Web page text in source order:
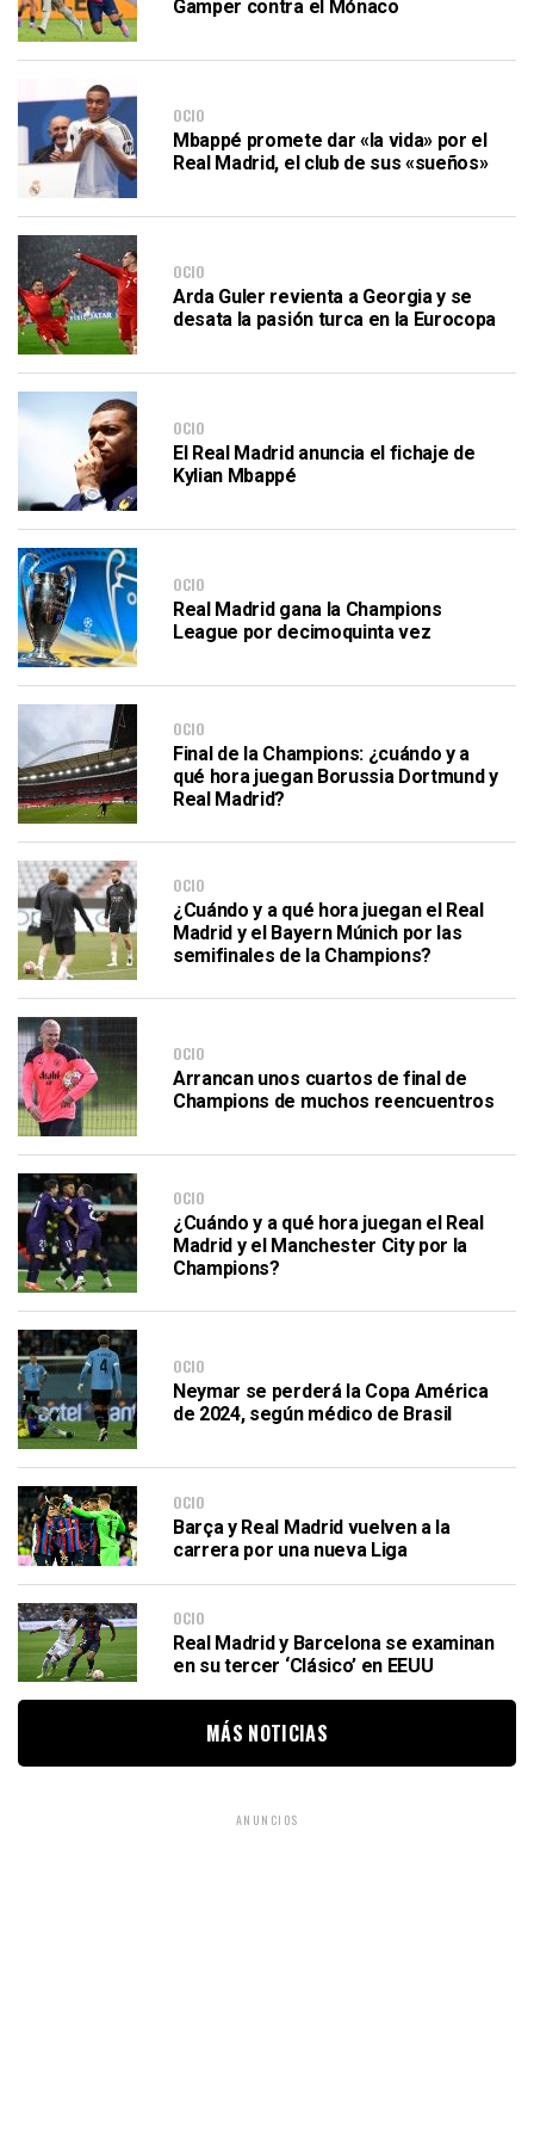
Gamper contra el Mónaco
OCIO
Mbappé promete dar «la vida» por el
Real Madrid, el club de sus «sueños»
OCIO
Arda Guler revienta a Georgia y se
desata la pasión turca en la Eurocopa
OCIO
El Real Madrid anuncia el fichaje de
Kylian Mbappé
OCIO
Real Madrid gana la Champions
League por decimoquinta vez
OCIO
Final de la Champions: ¿cuándo y a
qué hora juegan Borussia Dortmund y
Real Madrid?
OCIO
¿Cuándo y a qué hora juegan el Real
Madrid y el Bayern Múnich por las
semifinales de la Champions?
OCIO
Arrancan unos cuartos de final de
Champions de muchos reencuentros
OCIO
¿Cuándo y a qué hora juegan el Real
Madrid y el Manchester City por la
Champions?
OCIO
Neymar se perderá la Copa América
de 2024, según médico de Brasil
OCIO
Barça y Real Madrid vuelven a la
carrera por una nueva Liga
OCIO
Real Madrid y Barcelona se examinan
en su tercer ‘Clásico’ en EEUU
MÁS NOTICIAS
ANUNCIOS